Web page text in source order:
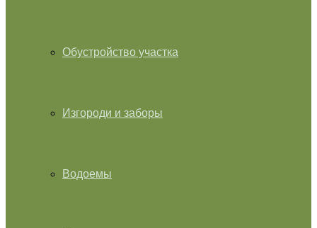
Обустройство участка
Изгороди и заборы
Водоемы